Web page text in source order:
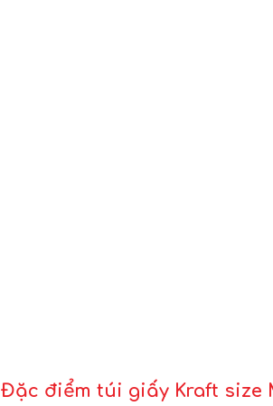
Đặc điểm túi giấy Kraft size